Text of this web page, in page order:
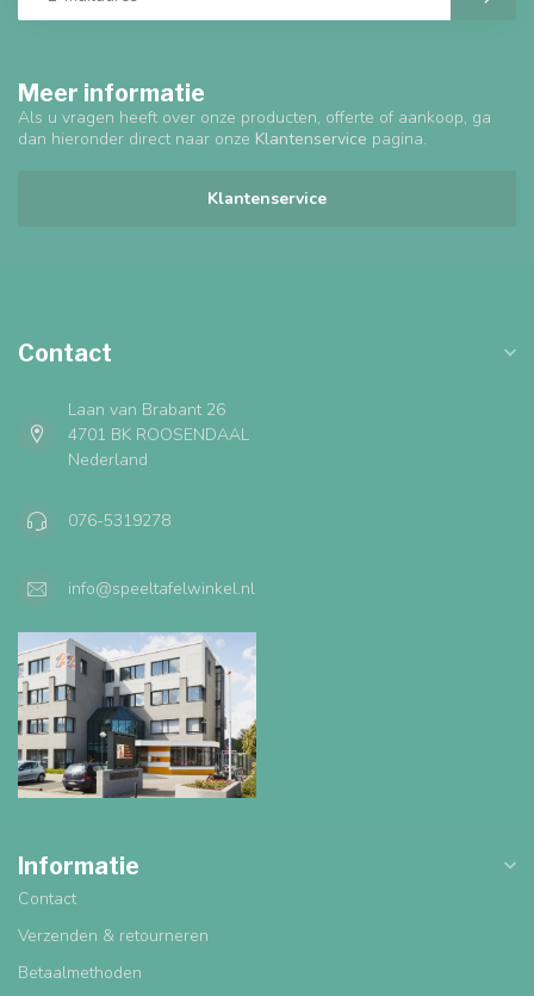
Meer informatie
Als u vragen heeft over onze producten, offerte of aankoop, ga
dan hieronder direct naar onze Klantenservice pagina.
Klantenservice
Contact
Laan van Brabant 26
4701 BK ROOSENDAAL
Nederland
076-5319278
info@speeltafelwinkel.nl
Informatie
Contact
Verzenden & retourneren
Betaalmethoden